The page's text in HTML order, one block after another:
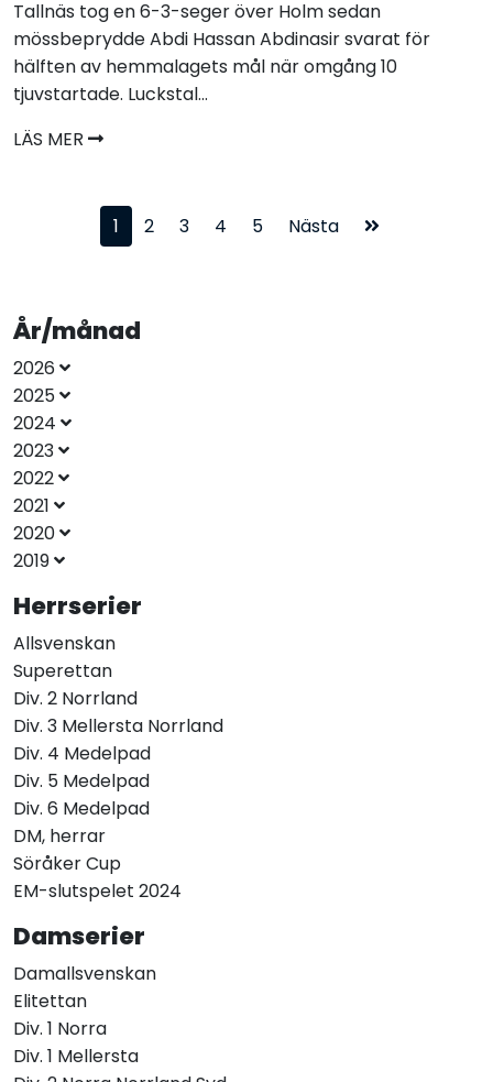
Tallnäs tog en 6-3-seger över Holm sedan
mössbeprydde Abdi Hassan Abdinasir svarat för
hälften av hemmalagets mål när omgång 10
tjuvstartade. Luckstal...
LÄS MER
1 2 3 4 5 Nästa
År/månad
2026
2025
2024
2023
2022
2021
2020
2019
Herrserier
Allsvenskan
Superettan
Div. 2 Norrland
Div. 3 Mellersta Norrland
Div. 4 Medelpad
Div. 5 Medelpad
Div. 6 Medelpad
DM, herrar
Söråker Cup
EM-slutspelet 2024
Damserier
Damallsvenskan
Elitettan
Div. 1 Norra
Div. 1 Mellersta